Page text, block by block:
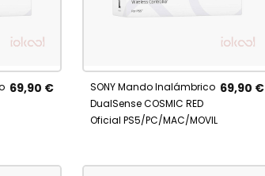
69,90 €
SONY Mando Inalámbrico
DualSense COSMIC RED
Oficial PS5/PC/MAC/MOVIL
69,90 €
A
FAVORITOS